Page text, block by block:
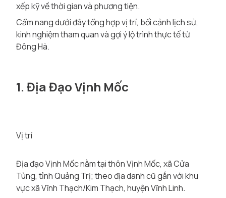
xếp kỹ về thời gian và phương tiện.
Cẩm nang dưới đây tổng hợp vị trí, bối cảnh lịch sử,
kinh nghiệm tham quan và gợi ý lộ trình thực tế từ
Đông Hà.
1. Địa Đạo Vịnh Mốc
Vị trí
Địa đạo Vịnh Mốc nằm tại thôn Vịnh Mốc, xã Cửa
Tùng, tỉnh Quảng Trị; theo địa danh cũ gắn với khu
vực xã Vĩnh Thạch/Kim Thạch, huyện Vĩnh Linh.